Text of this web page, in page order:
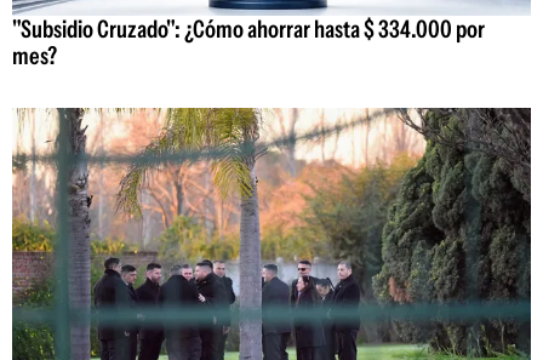
"Subsidio Cruzado": ¿Cómo ahorrar hasta $ 334.000 por
mes?